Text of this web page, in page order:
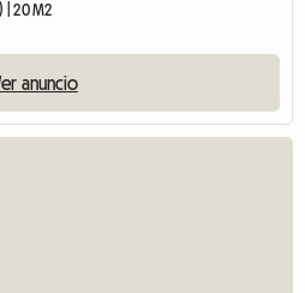
| 20 M2
anuncio